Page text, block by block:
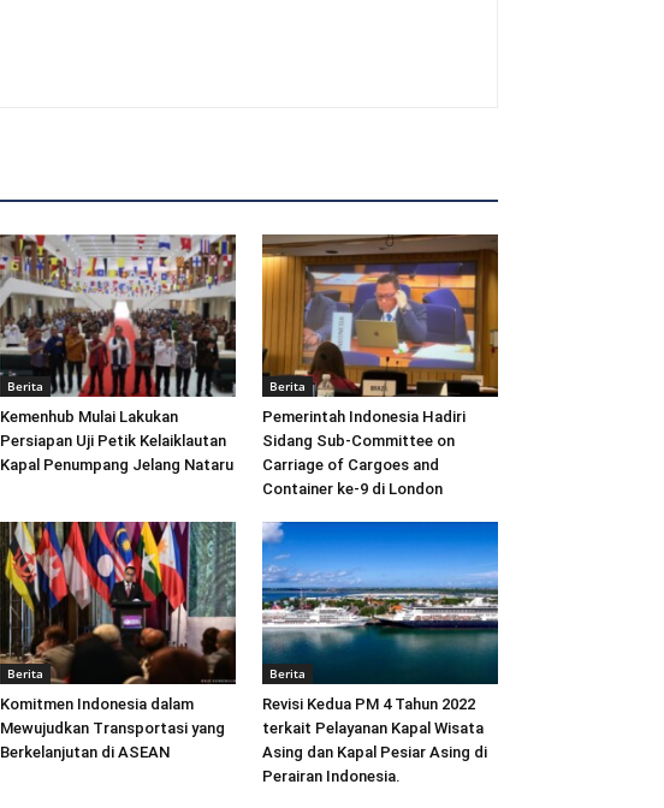
Berita
Kemenhub Mulai Lakukan
Persiapan Uji Petik Kelaiklautan
Kapal Penumpang Jelang Nataru
Berita
Pemerintah Indonesia Hadiri
Sidang Sub-Committee on
Carriage of Cargoes and
Container ke-9 di London
Berita
Komitmen Indonesia dalam
Mewujudkan Transportasi yang
Berkelanjutan di ASEAN
Berita
Revisi Kedua PM 4 Tahun 2022
terkait Pelayanan Kapal Wisata
Asing dan Kapal Pesiar Asing di
Perairan Indonesia.